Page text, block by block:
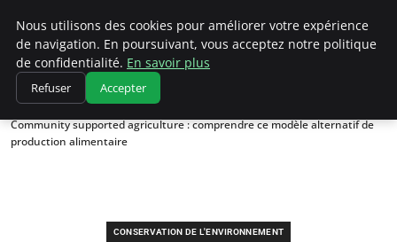
Climatedebtagents
Accueil
Conservation de l'environnement
Community supported agriculture : comprendre ce modèle alternatif de
production alimentaire
CONSERVATION DE L'ENVIRONNEMENT
Nous utilisons des cookies pour améliorer votre expérience
de navigation. En poursuivant, vous acceptez notre politique
de confidentialité. En savoir plus
Refuser Accepter